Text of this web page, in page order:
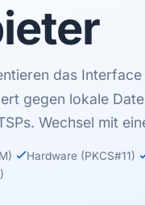
das Interface
gegen lokale
Wechsel mit
Hardware (PKCS#11)